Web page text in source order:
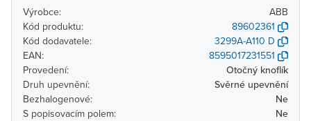
Výrobce:
ABB
Kód produktu:
89602361
Kód dodavatele:
3299A-A110 D
EAN:
8595017231551
Provedení:
Otočný knoflík
Druh upevnění:
Svěrné upevnění
Bezhalogenové:
Ne
S popisovacím polem:
Ne